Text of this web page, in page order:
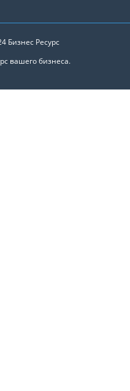
Бизнес Ресурс
вашего бизнеса.